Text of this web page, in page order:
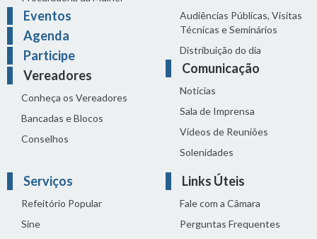
Eventos
Agenda
Participe
Vereadores
Conheça os Vereadores
Bancadas e Blocos
Conselhos
Audiências Públicas, Visitas
Técnicas e Seminários
Distribuição do dia
Comunicação
Notícias
Sala de Imprensa
Vídeos de Reuniões
Solenidades
Serviços
Refeitório Popular
Sine
Links Úteis
Fale com a Câmara
Perguntas Frequentes